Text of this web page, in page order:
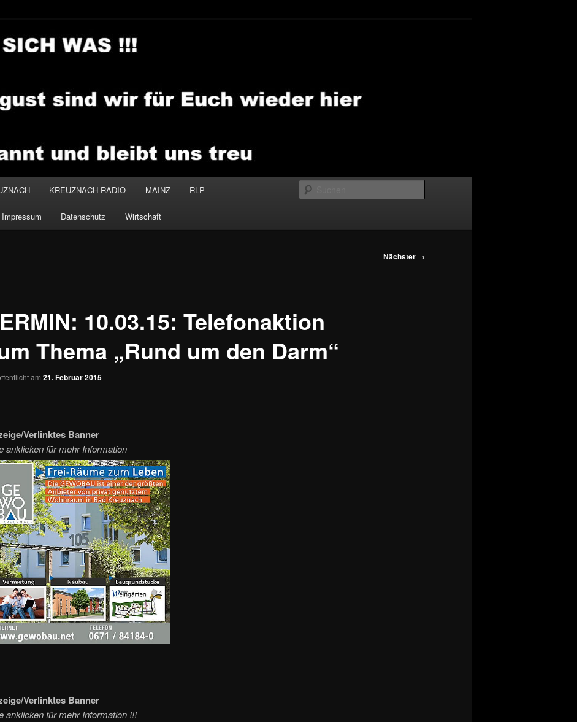
KREUZNACH RADIO MAINZ RLP
Impressum Datenschutz Wirtschaft
Nächster →
10.03.15: Telefonaktion
Thema „Rund um den Darm“
am 21. Februar 2015
Verlinktes Banner
anklicken für mehr Information
Verlinktes Banner
anklicken für mehr Information !!!